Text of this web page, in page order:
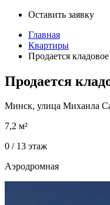
Оставить заявку
Главная
Квартиры
Продается
Продается
Минск, улица Михаила
7,2 м²
0 / 13 этаж
Аэродромная